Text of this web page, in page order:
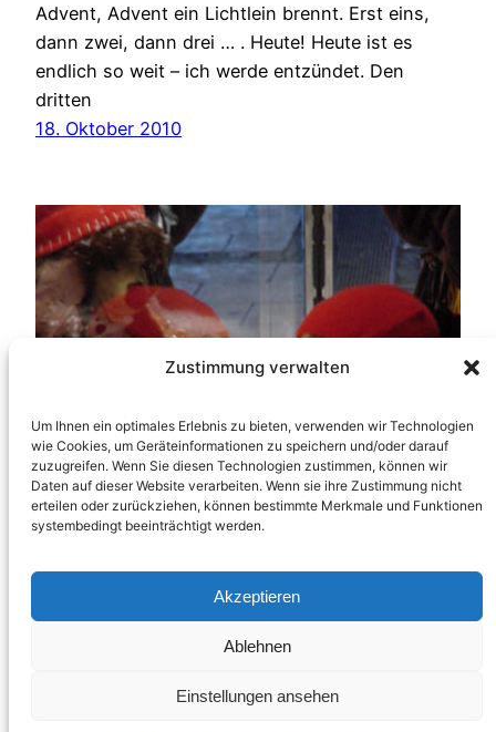
Zustimmung verwalten
Um Ihnen ein optimales Erlebnis zu bieten, verwenden wir Technologien
wie Cookies, um Geräteinformationen zu speichern und/oder darauf
zuzugreifen. Wenn Sie diesen Technologien zustimmen, können wir
Daten auf dieser Website verarbeiten. Wenn sie ihre Zustimmung nicht
erteilen oder zurückziehen, können bestimmte Merkmale und Funktionen
systembedingt beeinträchtigt werden.
Akzeptieren
Ablehnen
Einstellungen ansehen
Advent, Advent ein Lichtlein brennt. Erst eins,
dann zwei, dann drei … . Heute! Heute ist es
endlich so weit – ich werde entzündet. Den
dritten
18. Oktober 2010
Menschenkinder